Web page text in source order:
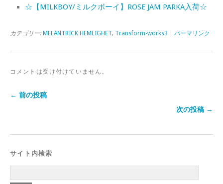
☆【MILKBOY/ミルクボーイ】ROSE JAM PARKA入荷☆
カテゴリー: MELANTRICK HEMLIGHET, Transform-works3 パーマリンク
コメントは受け付けていません。
← 前の投稿
次の投稿 →
サイト内検索